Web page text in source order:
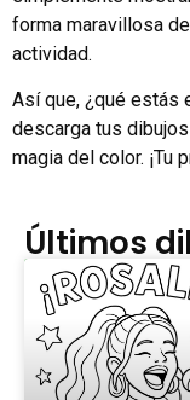
forma maravillosa
actividad.
Así que, ¿qué estás
descarga tus
magia del color. ¡Tu
Últimos